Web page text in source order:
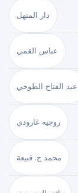
دار المنهل
عباس القمي
عبد الفتاح الطوخي
روجيه غارودي
محمد ج. قبيعة